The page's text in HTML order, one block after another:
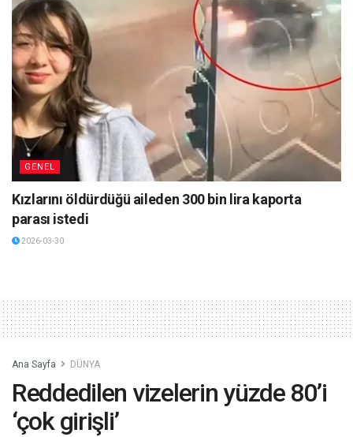
GENEL
Kızlarını öldürdüğü aileden 300 bin lira kaporta
parası istedi
2026-03-30
Ana Sayfa DÜNYA
Reddedilen vizelerin yüzde 80’i
‘çok girişli’